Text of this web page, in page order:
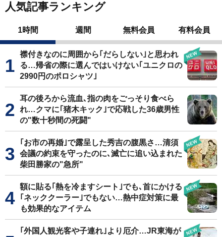
人気記事ランキング
1時間 週間 無料会員 有料会員
襟付きなのに周囲から｢だらしない｣と思われ
る…帰省の際に選んではいけない｢ユニクロの
2990円のポロシャツ｣
耳の後ろから流血､指の肉をごっそり食べら
れ…クマに｢猪木キック｣で応戦した36歳男性
の"数十秒間の死闘"
｢お市の再婚｣で露呈した秀吉の腹黒さ…清須
会議の約束を守ったのに､滅亡に追い込まれた
柴田勝家の"急所"
額に貼る｢熱を冷ますシート｣でも､首にかける
｢ネッククーラー｣でもない…熱中症対策に最
も効果的なアイテム
｢外国人観光客や子連れ｣より厄介…JR東海が